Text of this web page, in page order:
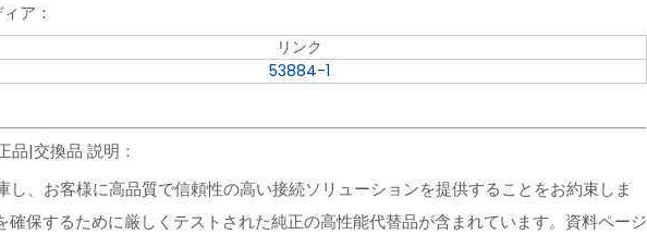
ア：
リンク
53884-1
品|交換品 説明：
し、お客様に高品質で信頼性の高い接続ソリューションを提供することをお約束しま
保するために厳しくテストされた純正の高性能代替品が含まれています。資料ページ